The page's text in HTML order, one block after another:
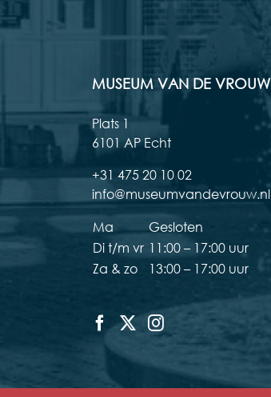
MUSEUM VAN DE VROUW
Plats 1
6101 AP Echt
+31 475 20 10 02
info@museumvandevrouw.nl
Ma
Gesloten
Di t/m vr 11:00 – 17:00 uur
Za & zo
13:00 – 17:00 uur